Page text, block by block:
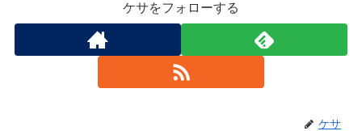
ケサをフォローする
ケサ